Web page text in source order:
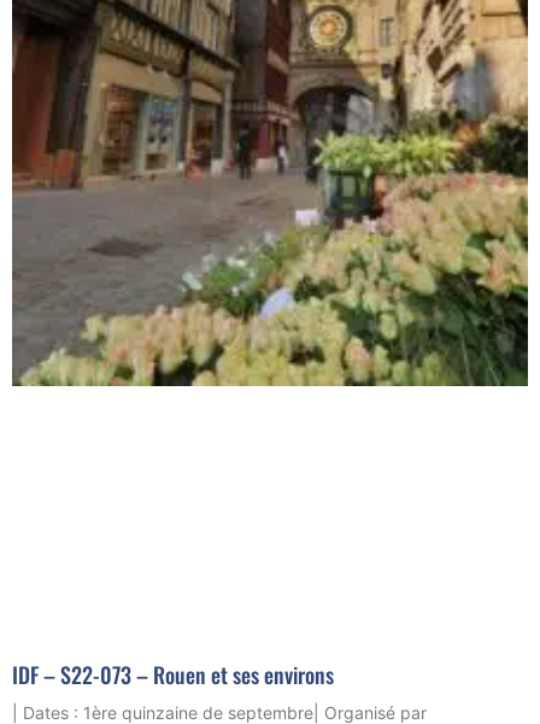
IDF – S22-073 – Rouen et ses environs
| Dates : 1ère quinzaine de septembre| Organisé par